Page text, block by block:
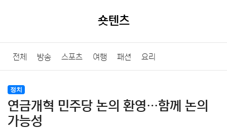
숏텐츠
전체 방송 스포츠 여행 패션 요리
정치
연금개혁 민주당 논의 환영…함께 논의
가능성